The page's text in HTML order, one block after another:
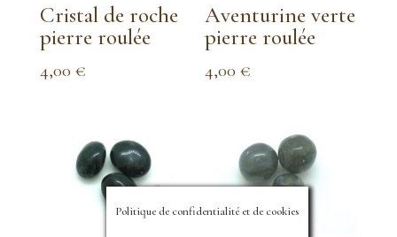
Cristal de roche
pierre roulée
4,00 €
Aventurine verte
pierre roulée
4,00€
Politique de confidentialité et de cookies